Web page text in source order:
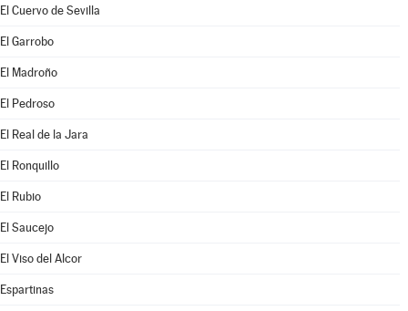
El Cuervo de Sevilla
El Garrobo
El Madroño
El Pedroso
El Real de la Jara
El Ronquillo
El Rubio
El Saucejo
El Viso del Alcor
Espartinas